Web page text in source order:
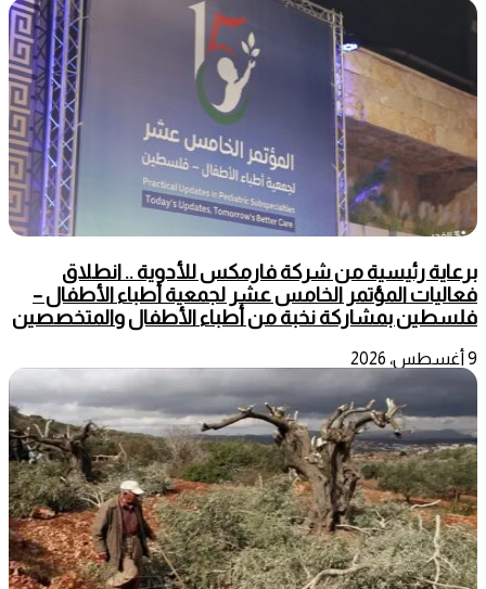
برعاية رئيسية من شركة فارمكس للأدوية .. انطلاق
فعاليات المؤتمر الخامس عشر لجمعية أطباء الأطفال –
فلسطين بمشاركة نخبة من أطباء الأطفال والمتخصصين
9 أغسطس، 2026